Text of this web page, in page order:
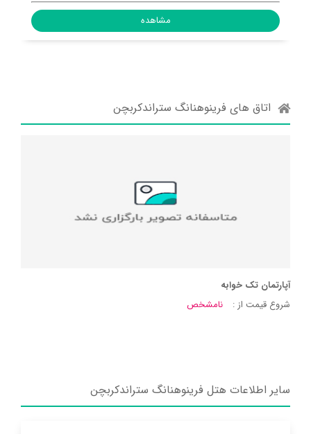
اتاق های فرینوهنانگ ستراندکربچن
آپارتمان تک خوابه
شروع قیمت از :
نامشخص
سایر اطلاعات هتل فرینوهنانگ ستراندکربچن